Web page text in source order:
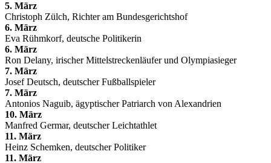
5. März
Christoph Zülch, Richter am Bundesgerichtshof
6. März
Eva Rühmkorf, deutsche Politikerin
6. März
Ron Delany, irischer Mittelstreckenläufer und Olympiasieger
7. März
Josef Deutsch, deutscher Fußballspieler
7. März
Antonios Naguib, ägyptischer Patriarch von Alexandrien
10. März
Manfred Germar, deutscher Leichtathlet
11. März
Heinz Schemken, deutscher Politiker
11. März